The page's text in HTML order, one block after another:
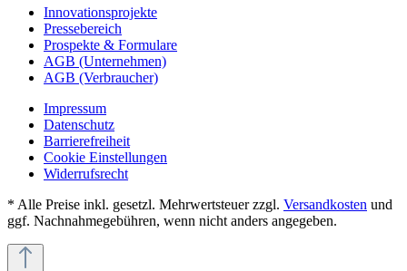
Innovationsprojekte
Pressebereich
Prospekte & Formulare
AGB (Unternehmen)
AGB (Verbraucher)
Impressum
Datenschutz
Barrierefreiheit
Cookie Einstellungen
Widerrufsrecht
* Alle Preise inkl. gesetzl. Mehrwertsteuer zzgl. Versandkosten und
ggf. Nachnahmegebühren, wenn nicht anders angegeben.